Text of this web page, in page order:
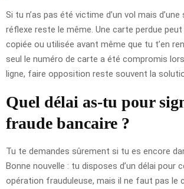
Si tu n’as pas été victime d’un vol mais
réflexe reste le même. Une carte perdue
copiée ou utilisée avant même que tu t’en
seul le numéro de carte a été compromis lors
ligne, faire opposition reste souvent la
Quel délai as-tu pour
fraude bancaire ?
Tu te demandes sûrement si tu es encore
Bonne nouvelle : tu disposes d’un délai pour
opération frauduleuse, mais il ne faut pas le